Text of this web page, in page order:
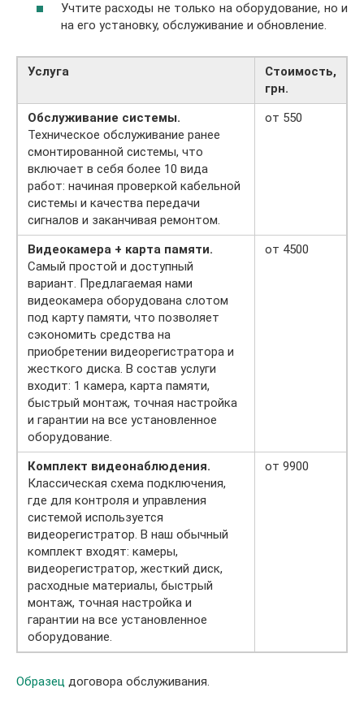
Учтите расходы не только на оборудование, но и
на его установку, обслуживание и обновление.
Услуга
Стоимость,
грн.
Обслуживание системы.
Техническое обслуживание ранее
смонтированной системы, что
включает в себя более 10 вида
работ: начиная проверкой кабельной
системы и качества передачи
сигналов и заканчивая ремонтом.
от 550
Видеокамера + карта памяти.
Самый простой и доступный
вариант. Предлагаемая нами
видеокамера оборудована слотом
под карту памяти, что позволяет
сэкономить средства на
приобретении видеорегистратора и
жесткого диска. В состав услуги
входит: 1 камера, карта памяти,
быстрый монтаж, точная настройка
и гарантии на все установленное
оборудование.
от 4500
Комплект видеонаблюдения.
Классическая схема подключения,
где для контроля и управления
системой используется
видеорегистратор. В наш обычный
комплект входят: камеры,
видеорегистратор, жесткий диск,
расходные материалы, быстрый
монтаж, точная настройка и
гарантии на все установленное
оборудование.
от 9900
Образец договора обслуживания.